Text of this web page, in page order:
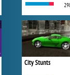
City Stunts